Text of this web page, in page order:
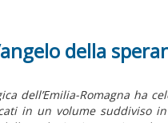
della
dell’Emilia-Romagna ha
in un volume